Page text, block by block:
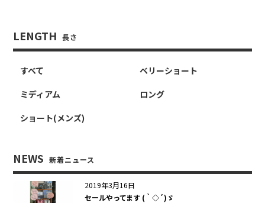
LENGTH 長さ
すべて
ベリーショート
ミディアム
ロング
ショート(メンズ)
NEWS 新着ニュース
2019年3月16日
セールやってます (｀◇´)ゞ